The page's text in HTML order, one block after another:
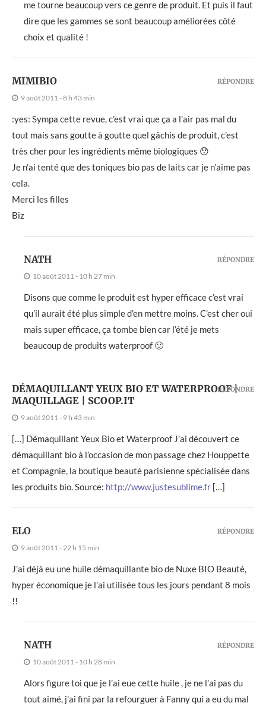
me tourne beaucoup vers ce genre de produit. Et puis il faut
dire que les gammes se sont beaucoup améliorées côté
choix et qualité !
MIMIBIO
9 août 2011 - 8 h 43 min
:yes: Sympa cette revue, c’est vrai que ça a l’air pas mal du
tout mais sans goutte à goutte quel gâchis de produit, c’est
très cher pour les ingrédients même biologiques 😯
Je n’ai tenté que des toniques bio pas de laits car je n’aime pas
cela.
Merci les filles
Biz
RÉPONDRE
NATH
10 août 2011 - 10 h 27 min
Disons que comme le produit est hyper efficace c’est vrai
qu’il aurait été plus simple d’en mettre moins. C’est cher oui
mais super efficace, ça tombe bien car l’été je mets
beaucoup de produits waterproof 🙂
RÉPONDRE
DÉMAQUILLANT YEUX BIO ET WATERPROOF |
MAQUILLAGE | SCOOP.IT
9 août 2011 - 9 h 43 min
[…] Démaquillant Yeux Bio et Waterproof J’ai découvert ce
démaquillant bio à l’occasion de mon passage chez Houppette
et Compagnie, la boutique beauté parisienne spécialisée dans
les produits bio. Source: http://www.justesublime.fr […]
RÉPONDRE
ELO
9 août 2011 - 22 h 15 min
J’ai déjà eu une huile démaquillante bio de Nuxe BIO Beauté,
hyper économique je l’ai utilisée tous les jours pendant 8 mois
!!
RÉPONDRE
NATH
10 août 2011 - 10 h 28 min
Alors figure toi que je l’ai eue cette huile , je ne l’ai pas du
tout aimé, j’ai fini par la refourguer à Fanny qui a eu du mal
RÉPONDRE